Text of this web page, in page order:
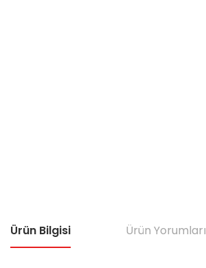
Ürün Bilgisi Ürün Yorumları